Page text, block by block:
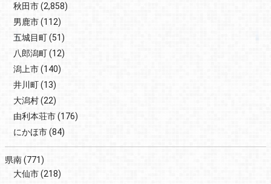
秋田市(2,858)
男鹿市(112)
五城目町(51)
八郎潟町(12)
潟上市(140)
井川町(13)
大潟村(22)
由利本荘市(176)
にかほ市(84)
県南(771)
大仙市(218)